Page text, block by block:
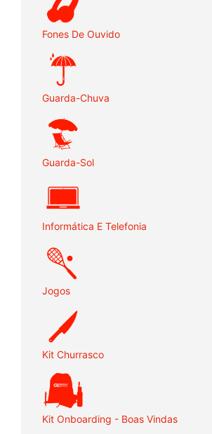
Fones De Ouvido
Guarda-Chuva
Guarda-Sol
Informática E Telefonia
Jogos
Kit Churrasco
Kit Onboarding - Boas Vindas